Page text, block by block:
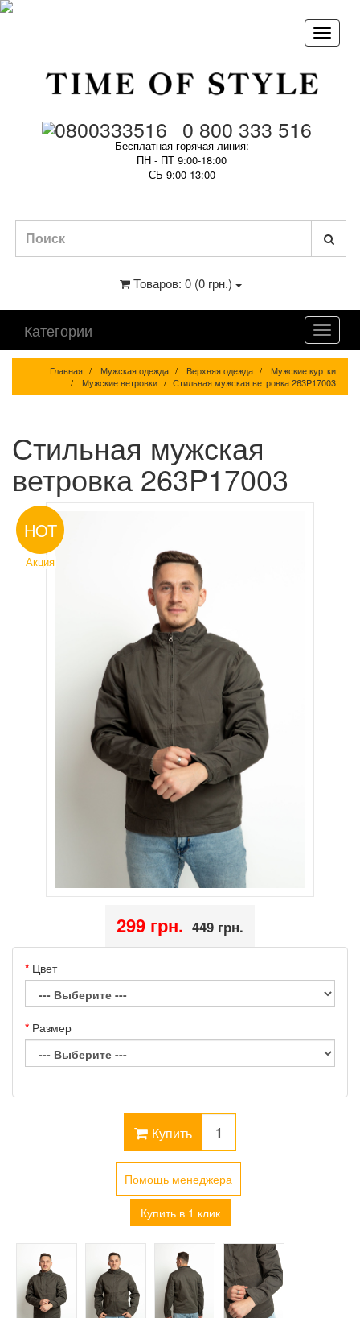
0 800 333 516
Бесплатная горячая линия:
ПН - ПТ 9:00-18:00
СБ 9:00-13:00
Товаров: 0 (0 грн.)
Категории
Главная Мужская одежда Верхняя одежда
Мужские куртки
Мужские ветровки
Стильная мужская ветровка 263P17003
Стильная мужская
ветровка 263P17003
HOT
Акция
299 грн. 449 грн.
Цвет
Размер
Купить
Помощь менеджера
Купить в 1 клик